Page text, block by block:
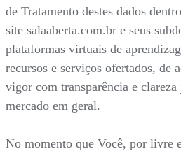
de Tratamento destes dados
site salaaberta.com.br e seus
plataformas virtuais de
recursos e serviços ofertados, de
vigor com transparência e
mercado em geral.
No momento que Você, por livre